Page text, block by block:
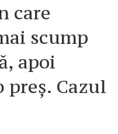
care
scump
apoi
preș. Cazul